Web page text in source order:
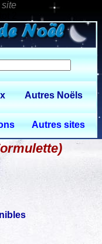
2
Autres Noëls
Autres sites